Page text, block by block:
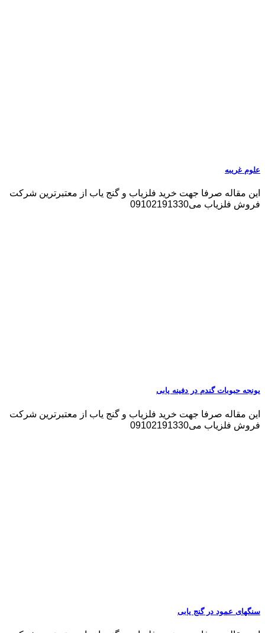
علوم غریبه
این مقاله صرفا جهت خرید فلزیاب و گنج یاب از معتبرترین شرکت
فروش فلزیاب می09102191330
یونجه حبوبات گندم در دفینه یابی
این مقاله صرفا جهت خرید فلزیاب و گنج یاب از معتبرترین شرکت
فروش فلزیاب می09102191330
سنگهای عمود در گنج یابی